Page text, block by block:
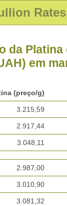
Rates
da Platina
em
(preço/g)
3.215,59
2.917,44
3.048,11
2.987,00
3.010,90
3.081,32